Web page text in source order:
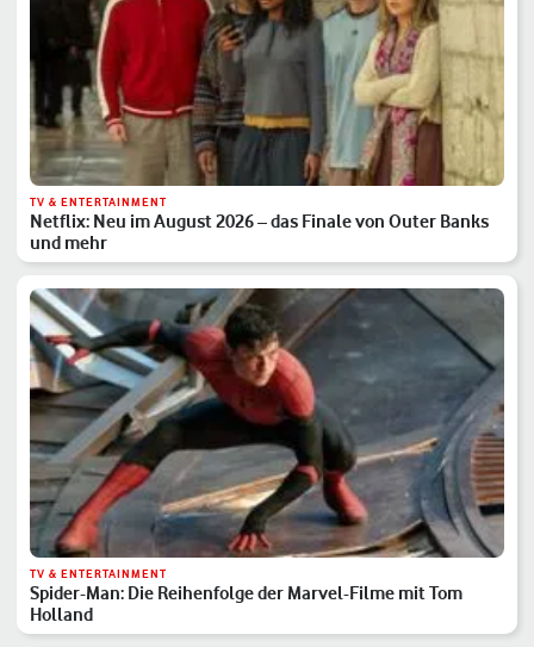
TV & ENTERTAINMENT
Netflix: Neu im August 2026 – das Finale von Outer Banks
und mehr
TV & ENTERTAINMENT
Spider-Man: Die Reihenfolge der Marvel-Filme mit Tom
Holland